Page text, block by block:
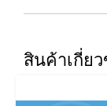
สินค้าเกี่ย